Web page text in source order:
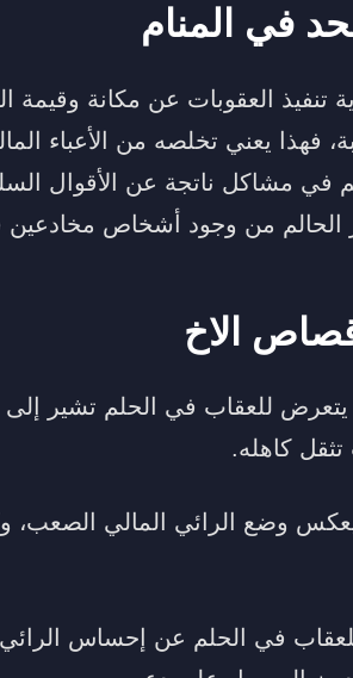
في المنام
تنفيذ العقوبات عن مكانة وقيمة
فهذا يعني تخلصه من الأعباء
في مشاكل ناتجة عن الأقوال
الحالم من وجود أشخاص
الاخ
للعقاب في الحلم تشير
كاهله.
يعكس وضع الرائي المالي الصعب،
في الحلم عن إحساس